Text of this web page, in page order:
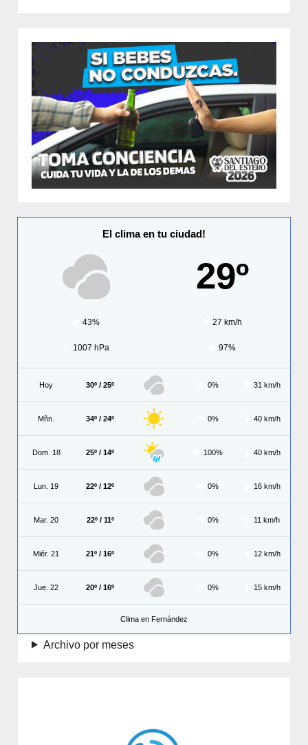
El clima en tu ciudad!
29º
43% 27 km/h
1007 hPa 97%
Hoy 30º / 25º 0% 31 km/h
Mñn. 34º / 24º 0% 40 km/h
Dom. 18 25º / 14º 100% 40 km/h
Lun. 19 22º / 12º 0% 16 km/h
Mar. 20 22º / 11º 0% 11 km/h
Miér. 21 21º / 16º 0% 12 km/h
Jue. 22 20º / 16º 0% 15 km/h
Clima en Fernández
Archivo por meses